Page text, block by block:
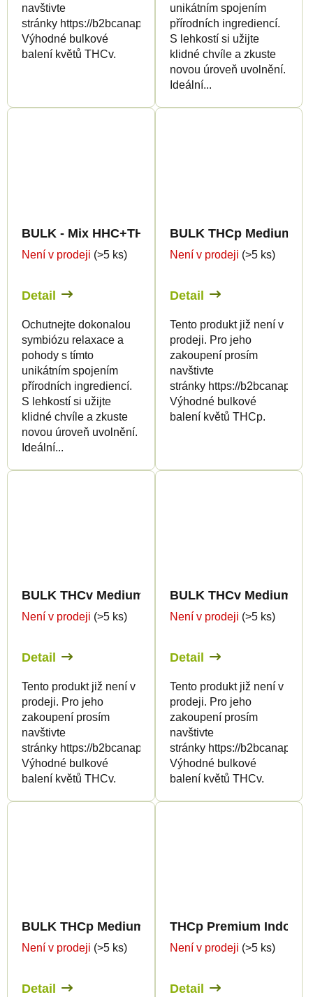
navštivte
stránky https://b2bcanapuff.com/
Výhodné bulkové
balení květů THCv.
unikátním spojením
přírodních ingrediencí.
S lehkostí si užijte
klidné chvíle a zkuste
novou úroveň uvolnění.
Ideální...
BULK - Mix HHC+THCp Medium Greenhouse
Není v prodeji (>5 ks)
Detail
Ochutnejte dokonalou
symbiózu relaxace a
pohody s tímto
unikátním spojením
přírodních ingrediencí.
S lehkostí si užijte
klidné chvíle a zkuste
novou úroveň uvolnění.
Ideální...
BULK THCp Medium
Není v prodeji (>5 ks)
Detail
Tento produkt již není v
prodeji. Pro jeho
zakoupení prosím
navštivte
stránky https://
Výhodné bulkové
balení květů THCp.
BULK THCv Medium Greenhouse Quality 8%
Není v prodeji (>5 ks)
Detail
Tento produkt již není v
prodeji. Pro jeho
zakoupení prosím
navštivte
stránky https://b2bcanapuff.com/
Výhodné bulkové
balení květů THCv.
BULK THCv Medium
Není v prodeji (>5 ks)
Detail
Tento produkt již není v
prodeji. Pro jeho
zakoupení prosím
navštivte
stránky https://
Výhodné bulkové
balení květů THCv.
BULK THCp Medium Greenhouse Quality 8%
Není v prodeji (>5 ks)
Detail
THCp Premium Indoor
Není v prodeji (>5 ks)
Detail